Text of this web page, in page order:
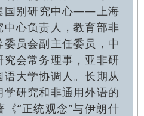
国别研究中心——上海
心负责人，教育部非
员会副主任委员，中
会常务理事，亚非研
大学协调人。长期从
研究和非通用外语的
“正统观念”与伊朗什